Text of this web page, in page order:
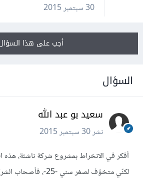
30 سبتمبر 2015
أجب على هذا السؤال
السؤال
سعيد بو عبد الله
نشر30 سبتمبر 2015
أفكر في الانخراط بمشروع شركة ناشئة، هذه
لكنّي متخوّف لصغر سني -25-